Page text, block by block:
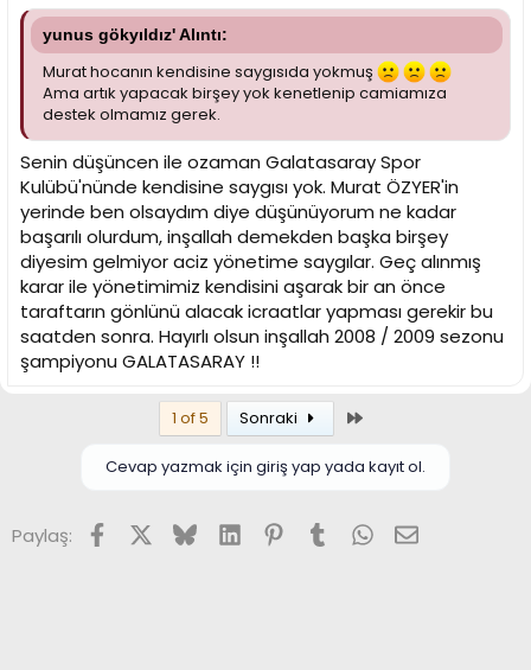
yunus gökyıldız' Alıntı:
Murat hocanın kendisine saygısıda yokmuş
Ama artık yapacak birşey yok kenetlenip camiamıza
destek olmamız gerek.
Senin düşüncen ile ozaman Galatasaray Spor
Kulübü'nünde kendisine saygısı yok. Murat ÖZYER'in
yerinde ben olsaydım diye düşünüyorum ne kadar
başarılı olurdum, inşallah demekden başka birşey
diyesim gelmiyor aciz yönetime saygılar. Geç alınmış
karar ile yönetimimiz kendisini aşarak bir an önce
taraftarın gönlünü alacak icraatlar yapması gerekir bu
saatden sonra. Hayırlı olsun inşallah 2008 / 2009 sezonu
şampiyonu GALATASARAY !!
1 of 5 Sonraki
Cevap yazmak için giriş yap yada kayıt ol.
Paylaş: FacebookX (Twitter)
BlueskyLinkedInPinterest
TumblrWhatsApp
E-posta